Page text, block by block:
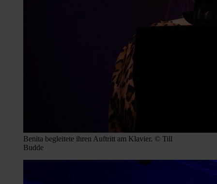
Benita begleitete ihren Auftritt am Klavier. © Till
Budde